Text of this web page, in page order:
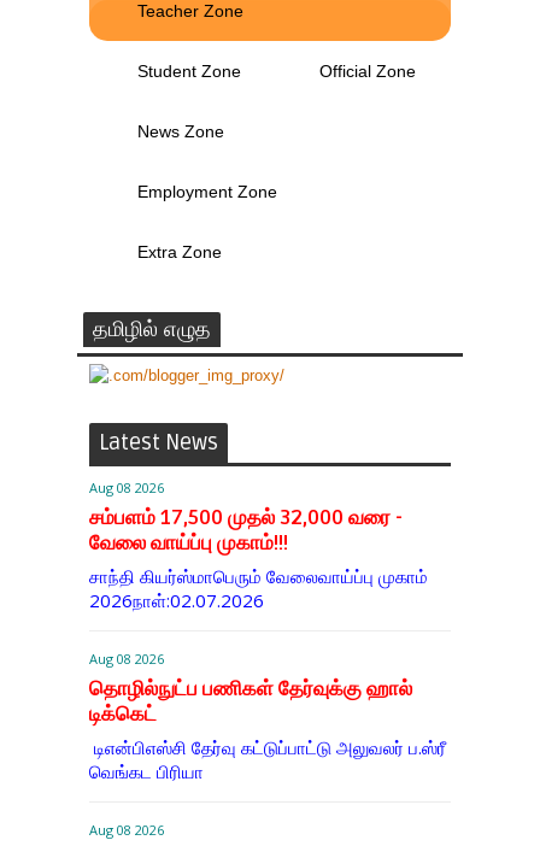
Teacher Zone
Student Zone Official Zone
News Zone
Employment Zone
Extra Zone
தமிழில் எழுத
Latest News
Aug 08 2026
சம்பளம் 17,500 முதல் 32,000 வரை -
வேலை வாய்ப்பு முகாம்!!!
சாந்தி கியர்ஸ்மாபெரும் வேலைவாய்ப்பு முகாம்
2026நாள்:02.07.2026
Aug 08 2026
தொழில்நுட்ப பணிகள் தேர்வுக்கு ஹால் ​
டிக்கெட்
டிஎன்​பிஎஸ்சி தேர்வு கட்​டுப்​பாட்டு அலு​வலர் ப.ஸ்ரீ
வெங்கட பிரியா
Aug 08 2026